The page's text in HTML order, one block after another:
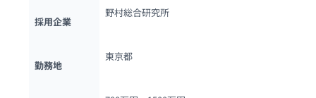
採用企業
野村総合研究所
勤務地
東京都